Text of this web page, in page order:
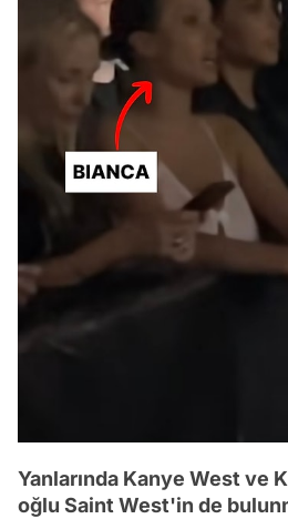
Yanlarında Kanye West ve
oğlu Saint West'in de